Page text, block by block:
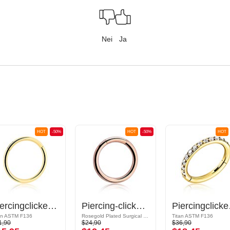
Nei Ja
-50%
HOT
Piercingclicker (titan, gull, skinnende finish)
ASTM F136
-50%
HOT
Piercing-clicker (kirurgisk stål, rosegull, skinnende finish)
$24,90
HOT
Titan ASTM F136
$36,90